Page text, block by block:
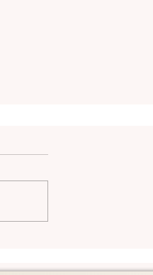
Comuna 13 en Medellín